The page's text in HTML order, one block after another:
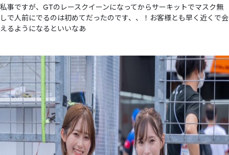
私事ですが、GTのレースクイーンになってからサーキットでマスク無
しで人前にでるのは初めてだったのです、、！お客様とも早く近くで会
えるようになるといいなあ︎